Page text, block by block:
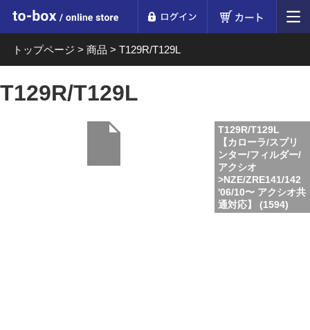
to-box online store
トップページ > 商品 > T129R/T129L
T129R/T129L
T129R/T129L
【カローラ/スプリ
ンター/フィルダー/
アクシオ
>NZE/ZRE141/142
'06/10〜 アクシオ共
通対応】 (1594)